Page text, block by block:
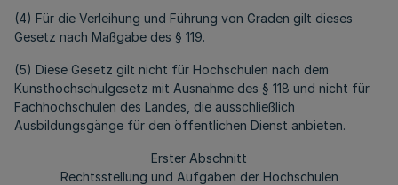
(4) Für die Verleihung und Führung von Graden gilt dieses
Gesetz nach Maßgabe des § 119.
(5) Diese Gesetz gilt nicht für Hochschulen nach dem
Kunsthochschulgesetz mit Ausnahme des § 118 und nicht für
Fachhochschulen des Landes, die ausschließlich
Ausbildungsgänge für den öffentlichen Dienst anbieten.
Erster Abschnitt
Rechtsstellung und Aufgaben der Hochschulen